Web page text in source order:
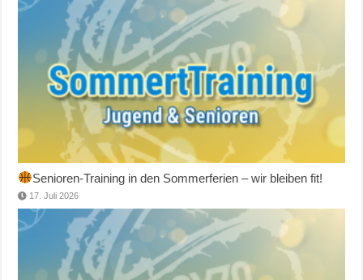
Senioren-Training in den Sommerferien – wir bleiben fit!
17. Juli 2026